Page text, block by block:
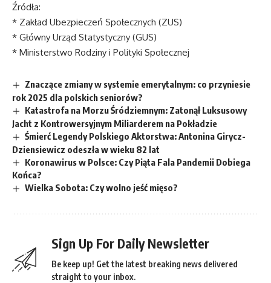
Źródła:
* Zakład Ubezpieczeń Społecznych (ZUS)
* Główny Urząd Statystyczny (GUS)
* Ministerstwo Rodziny i Polityki Społecznej
Znaczące zmiany w systemie emerytalnym: co przyniesie
rok 2025 dla polskich seniorów?
Katastrofa na Morzu Śródziemnym: Zatonął Luksusowy
Jacht z Kontrowersyjnym Miliarderem na Pokładzie
Śmierć Legendy Polskiego Aktorstwa: Antonina Girycz-
Dziensiewicz odeszła w wieku 82 lat
Koronawirus w Polsce: Czy Piąta Fala Pandemii Dobiega
Końca?
Wielka Sobota: Czy wolno jeść mięso?
Sign Up For Daily Newsletter
Be keep up! Get the latest breaking news delivered
straight to your inbox.